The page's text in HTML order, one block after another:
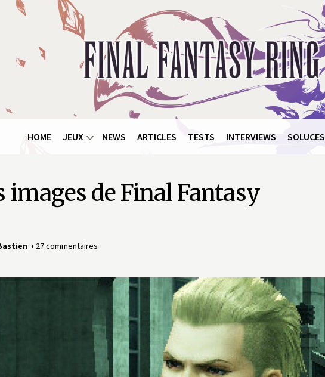
HOME JEUX NEWS ARTICLES TESTS INTERVIEWS SOLUCES
images de Final Fantasy
27 commentaires